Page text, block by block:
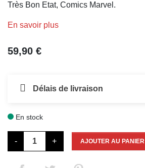
Très Bon Etat, Comics Marvel.
En savoir plus
59,90 €
Délais de livraison
En stock
- + AJOUTER AU PANIER